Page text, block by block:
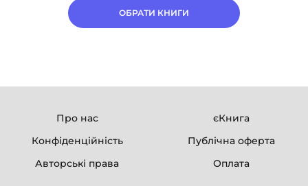
ОБРАТИ КНИГИ
Про нас
єКнига
Конфіденційність
Публічна оферта
Авторські права
Оплата